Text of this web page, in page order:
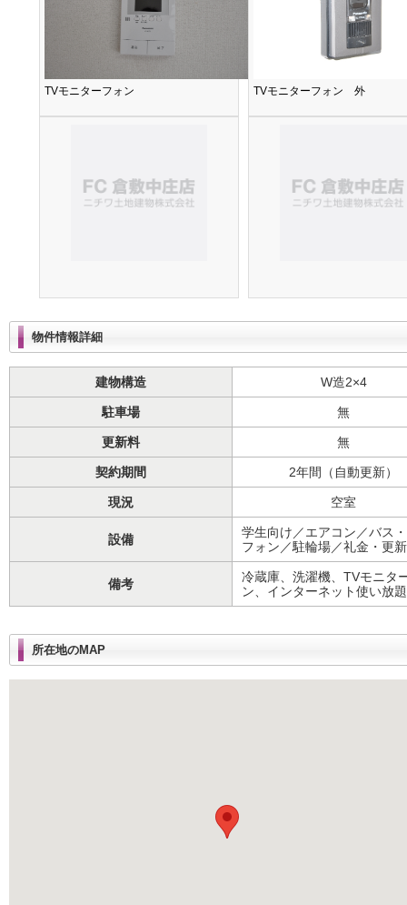
TVモニターフォン TVモニターフォン 外
物件情報詳細
建物構造 W造2×4
駐車場 無
更新料 無
契約期間 2年間（自動更新）
現況 空室
設備
学生向け／エアコン／バス
フォン／駐輪場／礼金・更
備考
冷蔵庫、洗濯機、TVモニタ
ン、インターネット使い放題
所在地のMAP